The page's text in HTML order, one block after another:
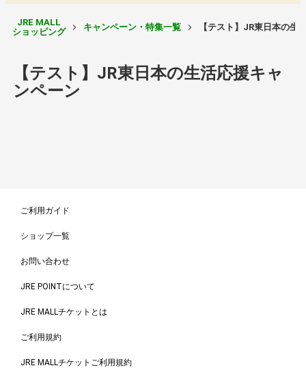
JRE MALL
ショッピング
キャンペーン・特集一覧 【テスト】JR東日本の生
【テスト】JR東日本の生活応援キャ
ンペーン
ご利用ガイド
ショップ一覧
お問い合わせ
JRE POINTについて
JRE MALLチケットとは
ご利用規約
JRE MALLチケットご利用規約